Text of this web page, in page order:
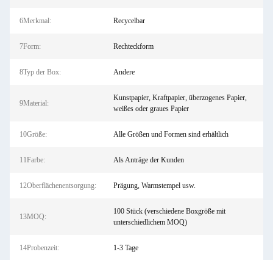
6Merkmal: Recycelbar
7Form: Rechteckform
8Typ der Box: Andere
9Material:
Kunstpapier, Kraftpapier, überzogenes Papier,
weißes oder graues Papier
10Größe: Alle Größen und Formen sind erhältlich
11Farbe: Als Anträge der Kunden
12Oberflächenentsorgung: Prägung, Warmstempel usw.
13MOQ:
100 Stück (verschiedene Boxgröße mit
unterschiedlichem MOQ)
14Probenzeit: 1-3 Tage